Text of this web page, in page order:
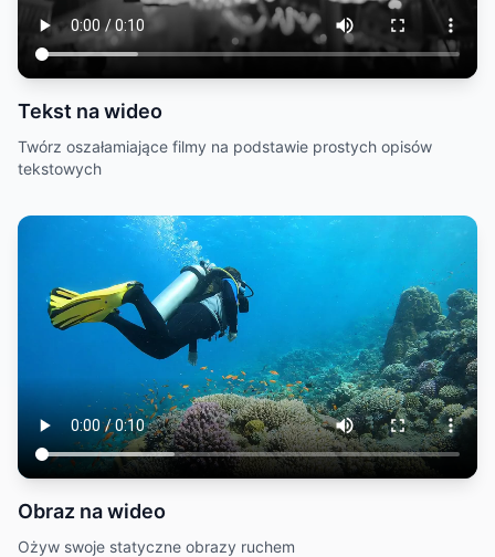
Tekst na wideo
Twórz oszałamiające filmy na podstawie prostych opisów
tekstowych
Obraz na wideo
Ożyw swoje statyczne obrazy ruchem